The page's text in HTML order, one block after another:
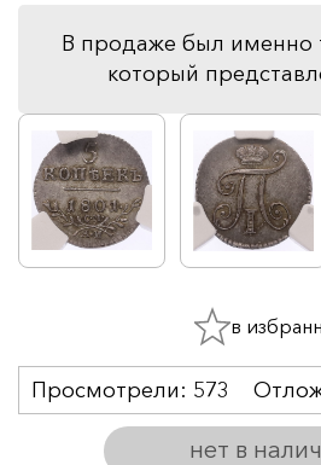
В продаже был именно
который
нет в
Просмотрели: 573
в